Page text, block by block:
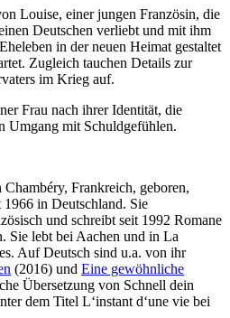
Louise, einer jungen Französin, die
Deutschen verliebt und mit ihm
in der neuen Heimat gestaltet
Zugleich tauchen Details zur
im Krieg auf.
Frau nach ihrer Identität, die
Umgang mit Schuldgefühlen.
Frankreich, geboren,
in Deutschland. Sie
und schreibt seit 1992 Romane
Sie lebt bei Aachen und in La
Auf Deutsch sind u.a. von ihr
(2016) und Eine gewöhnliche
Übersetzung von Schnell dein
dem Titel L‘instant d‘une vie bei